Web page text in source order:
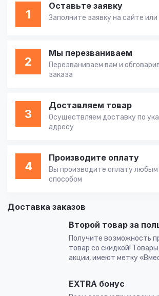
1
Оставьте заявку
Заполните заявку на сайте
2
Мы перезваниваем
Перезваниваем вам и
заказа
3
Доставляем товар
Осуществляем доставку по
адресу
4
Производите оплату
Вы производите оплату
способом
Доставка заказов
Второй товар за
Получите возможность
товар со скидкой!
акции, имеют метку
EXTRA бонус